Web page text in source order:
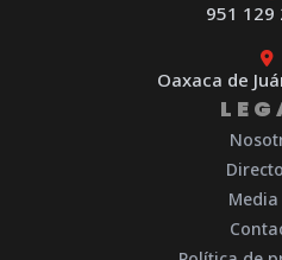
951 129
Oaxaca de